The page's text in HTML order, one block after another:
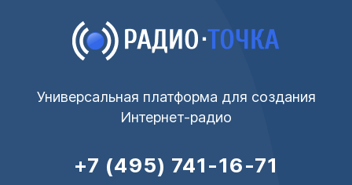
Универсальная платформа для создания
Интернет-радио
+7 (495) 741-16-71